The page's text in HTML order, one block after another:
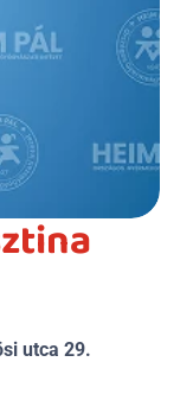
utca 29.